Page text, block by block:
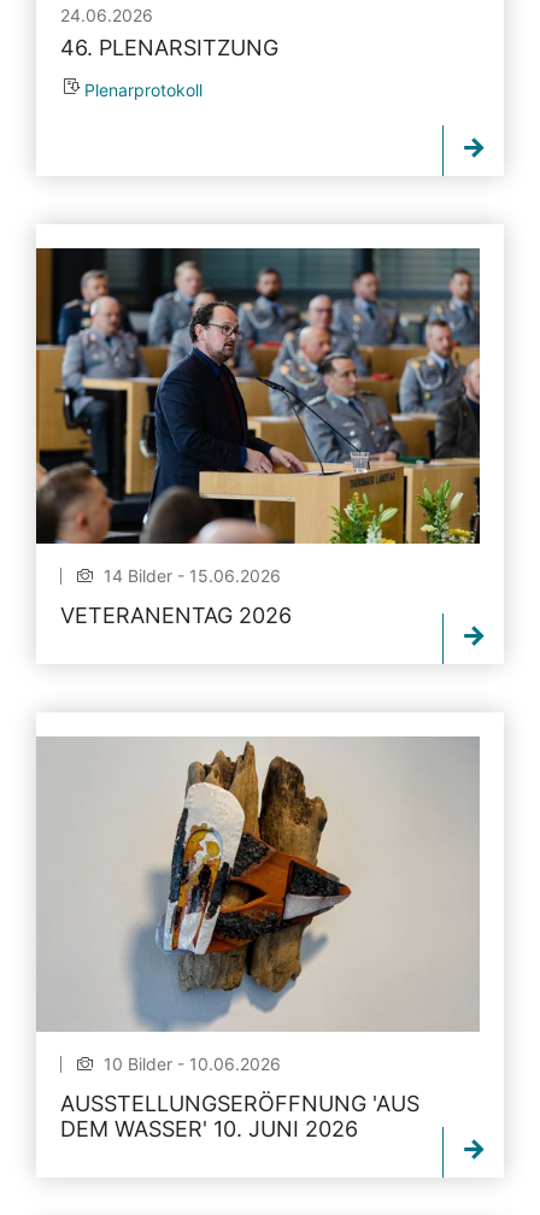
24.06.2026
46. PLENARSITZUNG
Plenarprotokoll
14 Bilder - 15.06.2026
VETERANENTAG 2026
10 Bilder - 10.06.2026
AUSSTELLUNGSERÖFFNUNG 'AUS
DEM WASSER' 10. JUNI 2026